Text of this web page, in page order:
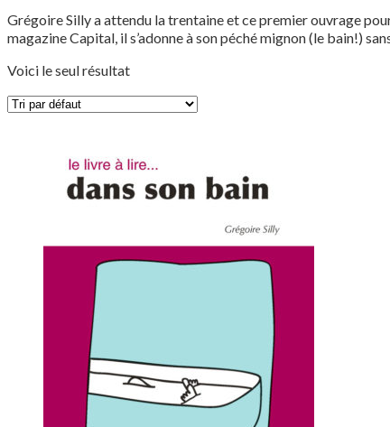
Grégoire Silly a attendu la trentaine et ce premier ouvrage
magazine Capital, il s’adonne à son péché mignon (le bain!)
Voici le seul résultat